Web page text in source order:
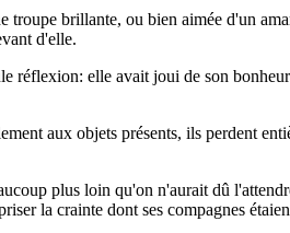
troupe brillante, ou bien aimée d'un
d'elle.
réflexion: elle avait joui de son
aux objets présents, ils perdent
plus loin qu'on n'aurait dû
la crainte dont ses compagnes